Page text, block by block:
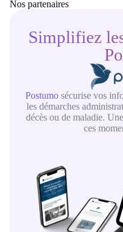
Nos partenaires
Simplifiez
Postumosécurise vos
les démarches
décès ou de maladie.
ces